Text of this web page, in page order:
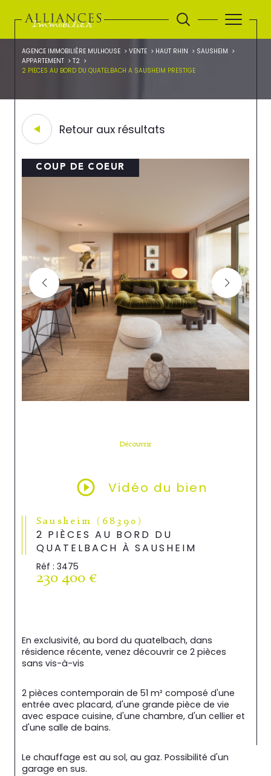
AGENCE IMMOBILIÈRE MULHOUSE VENTE HAUT RHIN
SAUSHEIM
APPARTEMENT
T2
2 PIECES AU BORD DU QUATELBACH A SAUSHEIM PRESTIGE
Retour aux résultats
COUP DE COEUR
Découvrir
Vidéo du bien
Sausheim (68390)
2 PIÈCES AU BORD DU
QUATELBACH À SAUSHEIM
Réf : 3475
230 400 €
En exclusivité, au bord du quatelbach, dans
résidence récente, venez découvrir ce 2 pièces
sans vis-à-vis
2 pièces contemporain de 51 m² composé d'une
entrée avec placard, d'une grande pièce de vie
avec espace cuisine, d'une chambre, d'un cellier et
d'une salle de bains.
Le chauffage est au sol, au gaz. Possibilité d'un
garage en sus.